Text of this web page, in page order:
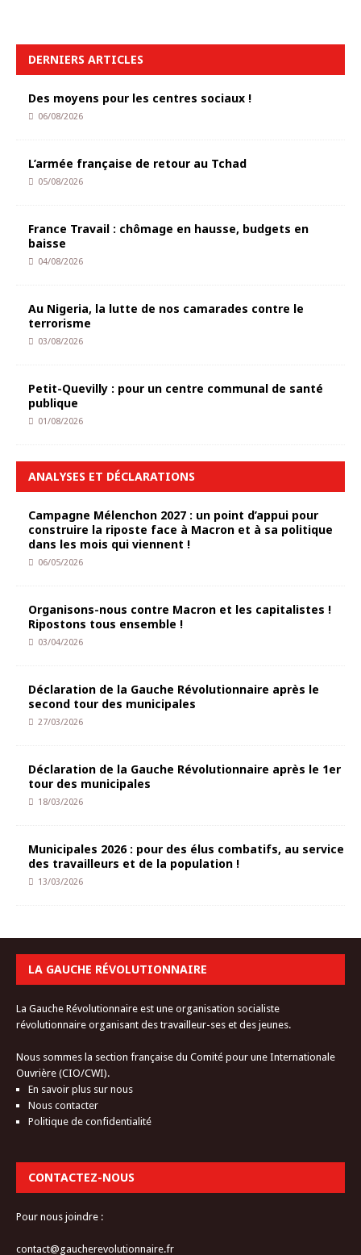
DERNIERS ARTICLES
Des moyens pour les centres sociaux !
06/08/2026
L’armée française de retour au Tchad
05/08/2026
France Travail : chômage en hausse, budgets en
baisse
04/08/2026
Au Nigeria, la lutte de nos camarades contre le
terrorisme
03/08/2026
Petit-Quevilly : pour un centre communal de santé
publique
01/08/2026
ANALYSES ET DÉCLARATIONS
Campagne Mélenchon 2027 : un point d’appui pour
construire la riposte face à Macron et à sa politique
dans les mois qui viennent !
06/05/2026
Organisons-nous contre Macron et les capitalistes !
Ripostons tous ensemble !
03/04/2026
Déclaration de la Gauche Révolutionnaire après le
second tour des municipales
27/03/2026
Déclaration de la Gauche Révolutionnaire après le 1er
tour des municipales
18/03/2026
Municipales 2026 : pour des élus combatifs, au service
des travailleurs et de la population !
13/03/2026
LA GAUCHE RÉVOLUTIONNAIRE
La Gauche Révolutionnaire est une organisation socialiste
révolutionnaire organisant des travailleur-ses et des jeunes.
Nous sommes la section française du Comité pour une Internationale
Ouvrière (CIO/CWI).
En savoir plus sur nous
Nous contacter
Politique de confidentialité
CONTACTEZ-NOUS
Pour nous joindre :
contact@gaucherevolutionnaire.fr